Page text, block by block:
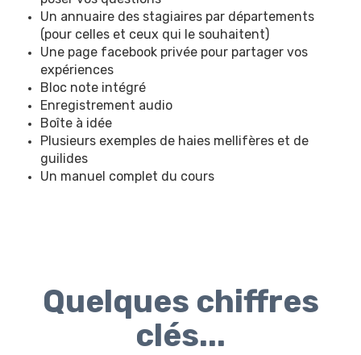
Un annuaire des stagiaires par départements
(pour celles et ceux qui le souhaitent)
Une page facebook privée pour partager vos
expériences
Bloc note intégré
Enregistrement audio
Boîte à idée
Plusieurs exemples de haies mellifères et de
guilides
Un manuel complet du cours
Quelques chiffres
clés...